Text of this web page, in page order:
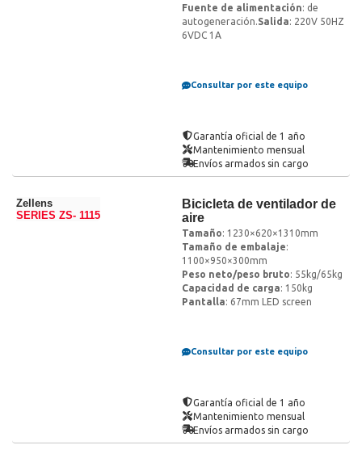
Fuente de alimentación: de
autogeneración.Salida: 220V 50HZ
6VDC 1A
Consultar por este equipo
Garantía oficial de 1 año
Mantenimiento mensual
Envíos armados sin cargo
Zellens
SERIES ZS- 1115
Bicicleta de ventilador de
aire
Tamaño: 1230×620×1310mm
Tamaño de embalaje:
1100×950×300mm
Peso neto/peso bruto: 55kg/65kg
Capacidad de carga: 150kg
Pantalla: 67mm LED screen
Consultar por este equipo
Garantía oficial de 1 año
Mantenimiento mensual
Envíos armados sin cargo